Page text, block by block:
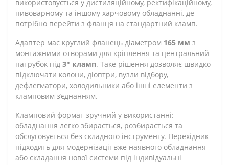
використовується у дистиляційному, ректифікаційному,
пивоварному та іншому харчовому обладнанні, де
потрібно перейти з фланця на стандартний кламп.
Адаптер має круглий фланець діаметром 165 мм з
монтажними отворами для кріплення та центральний
патрубок під 3" кламп. Таке рішення дозволяє швидко
підключати колони, діоптри, вузли відбору,
дефлегматори, холодильники або інші елементи з
кламповим з’єднанням.
Кламповий формат зручний у використанні:
обладнання легко збирається, розбирається та
обслуговується без складного інструменту. Перехідник
підходить для модернізації вже наявного обладнання
або складання нової системи під індивідуальні